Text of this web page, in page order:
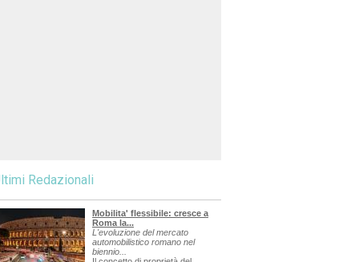
Redazionali
Mobilita' flessibile: cresce a
Roma la...
L'evoluzione del mercato
automobilistico romano nel
biennio...